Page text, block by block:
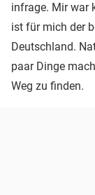
infrage. Mir war
ist für mich der
Deutschland.
paar Dinge
Weg zu finden.